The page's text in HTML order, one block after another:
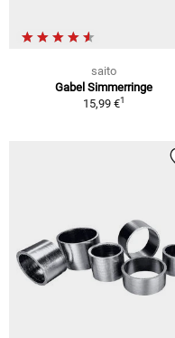
saito
Gabel Simmerringe
15,99 €1